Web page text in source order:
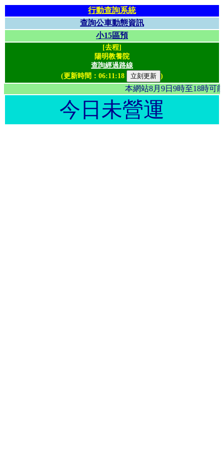
行動查詢系統
查詢公車動態資訊
小15區預
[去程]
陽明教養院
查詢經過路線
(更新時間： 06:11:18 )
本網站8月9日9時至18
今日未營運